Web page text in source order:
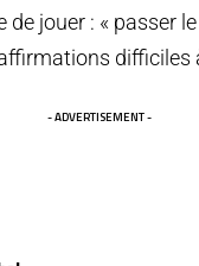
de jouer : « passer
difficiles
- ADVERTISEMENT -